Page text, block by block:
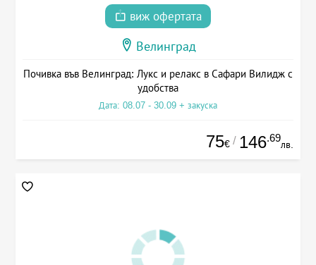
виж офертата
Велинград
Почивка във Велинград: Лукс и релакс в Сафари Вилидж с
удобства
Дата: 08.07 - 30.09 + закуска
75€ / 146.69
лв.